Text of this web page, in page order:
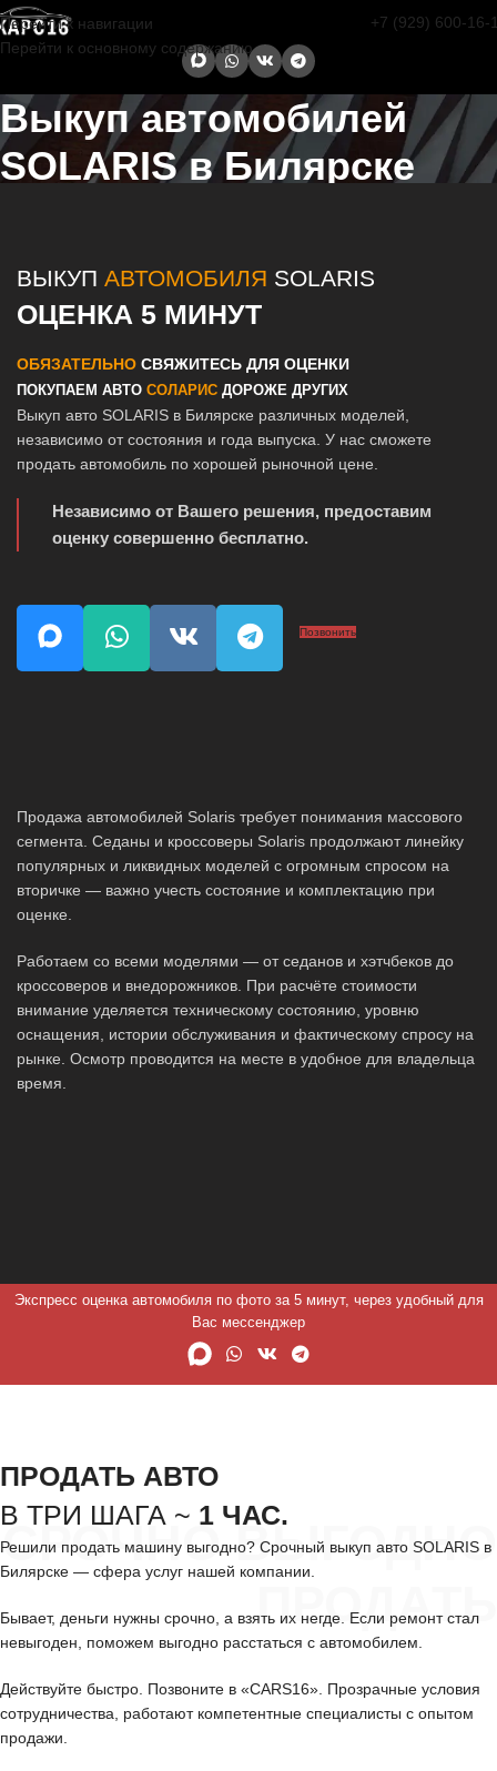
Перейти к навигации
Перейти к основному содержанию
+7 (929) 600-16-
Выкуп автомобилей
SOLARIS в Билярске
ВЫКУП АВТОМОБИЛЯ SOLARIS
ОЦЕНКА 5 МИНУТ
ОБЯЗАТЕЛЬНО СВЯЖИТЕСЬ ДЛЯ ОЦЕНКИ
ПОКУПАЕМ АВТО СОЛАРИС ДОРОЖЕ ДРУГИХ
Выкуп авто SOLARIS в Билярске различных моделей,
независимо от состояния и года выпуска. У нас сможете
продать автомобиль по хорошей рыночной цене.
Независимо от Вашего решения, предоставим
оценку совершенно бесплатно.
Позвонить
Продажа автомобилей Solaris требует понимания массового
сегмента. Седаны и кроссоверы Solaris продолжают линейку
популярных и ликвидных моделей с огромным спросом на
вторичке — важно учесть состояние и комплектацию при
оценке.
Работаем со всеми моделями — от седанов и хэтчбеков до
кроссоверов и внедорожников. При расчёте стоимости
внимание уделяется техническому состоянию, уровню
оснащения, истории обслуживания и фактическому спросу на
рынке. Осмотр проводится на месте в удобное для владельца
время.
Экспресс оценка автомобиля по фото за 5 минут, через удобный для
Вас мессенджер
СРОЧНО ВЫГОДНО
ПРОДАТЬ
ПРОДАТЬ АВТО
В ТРИ ШАГА ~ 1 ЧАС.
Решили продать машину выгодно? Срочный выкуп авто SOLARIS в
Билярске — сфера услуг нашей компании.
Бывает, деньги нужны срочно, а взять их негде. Если ремонт стал
невыгоден, поможем выгодно расстаться с автомобилем.
Действуйте быстро. Позвоните в «CARS16». Прозрачные условия
сотрудничества, работают компетентные специалисты с опытом
продажи.